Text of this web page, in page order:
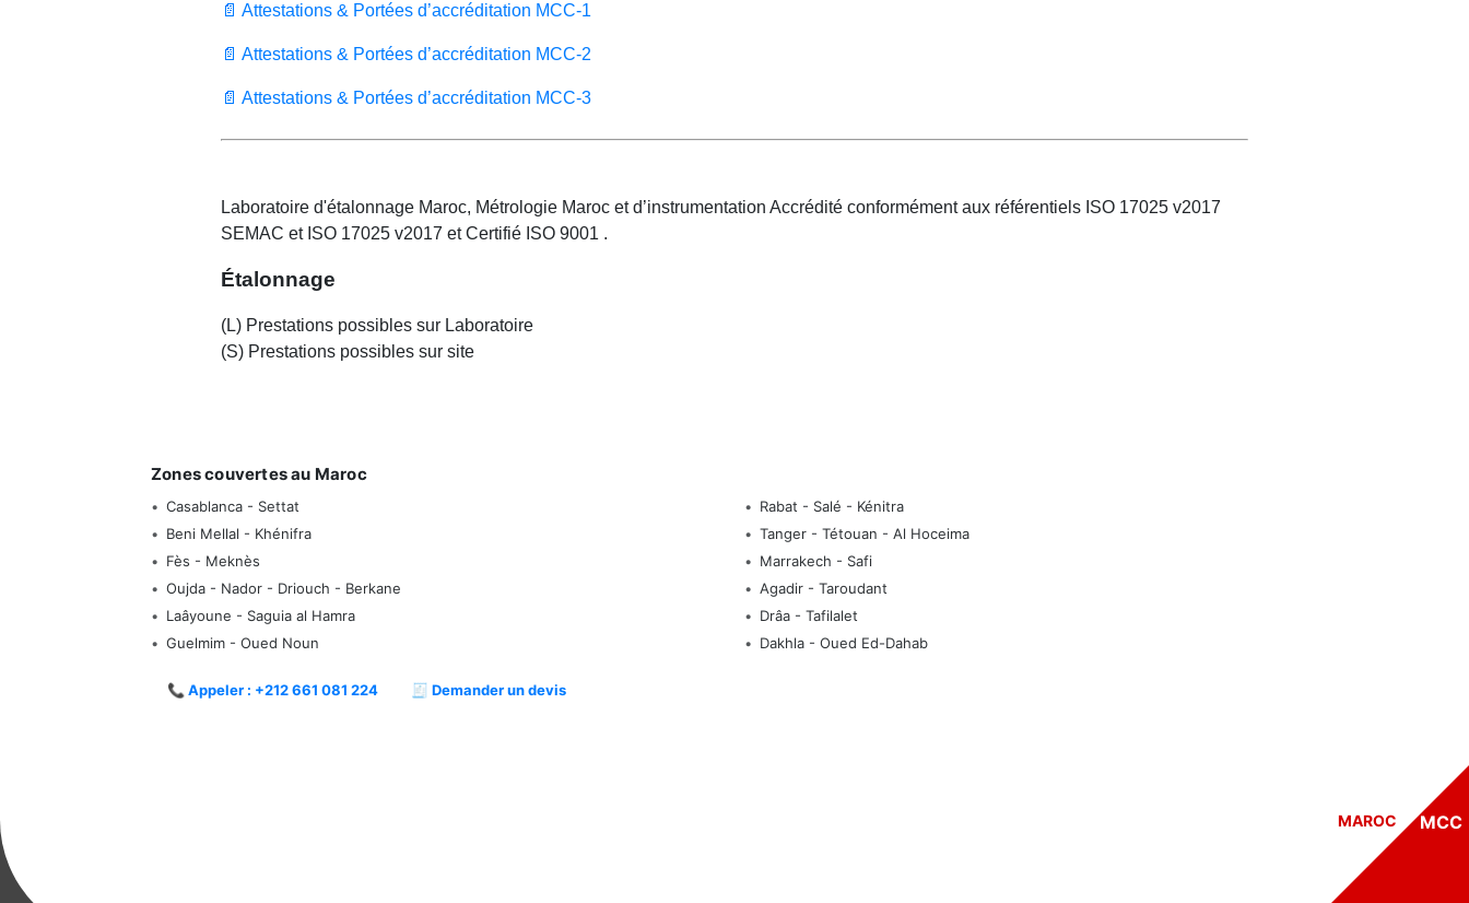
📄 Attestations & Portées d’accréditation MCC-1
📄 Attestations & Portées d’accréditation MCC-2
📄 Attestations & Portées d’accréditation MCC-3
Laboratoire d'étalonnage Maroc, Métrologie Maroc et d’instrumentation Accrédité conformément aux référentiels ISO 17025 v2017
SEMAC et ISO 17025 v2017 et Certifié ISO 9001 .
Étalonnage
(L) Prestations possibles sur Laboratoire
(S) Prestations possibles sur site
Zones couvertes au Maroc
Casablanca - Settat
Rabat - Salé - Kénitra
Beni Mellal - Khénifra
Tanger - Tétouan - Al Hoceima
Fès - Meknès
Marrakech - Safi
Oujda - Nador - Driouch - Berkane
Agadir - Taroudant
Laâyoune - Saguia al Hamra
Drâa - Tafilalet
Guelmim - Oued Noun
Dakhla - Oued Ed-Dahab
📞 Appeler : +212 661 081 224 🧾 Demander un devis